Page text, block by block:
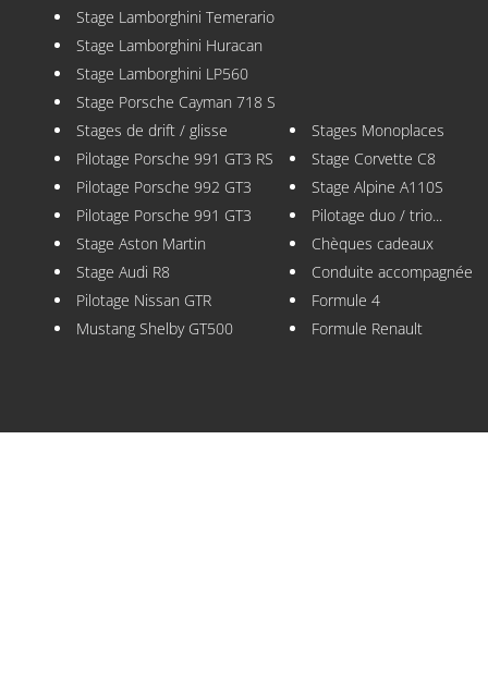
Stage Lamborghini Temerario
Stage Lamborghini Huracan
Stage Lamborghini LP560
Stage Porsche Cayman 718 S
Stages de drift / glisse
Pilotage Porsche 991 GT3 RS
Pilotage Porsche 992 GT3
Pilotage Porsche 991 GT3
Stage Aston Martin
Stage Audi R8
Pilotage Nissan GTR
Mustang Shelby GT500
Stages Monoplaces
Stage Corvette C8
Stage Alpine A110S
Pilotage duo / trio...
Chèques cadeaux
Conduite accompagnée
Formule 4
Formule Renault